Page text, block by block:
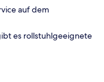
auf dem
es rollstuhlgeeignete